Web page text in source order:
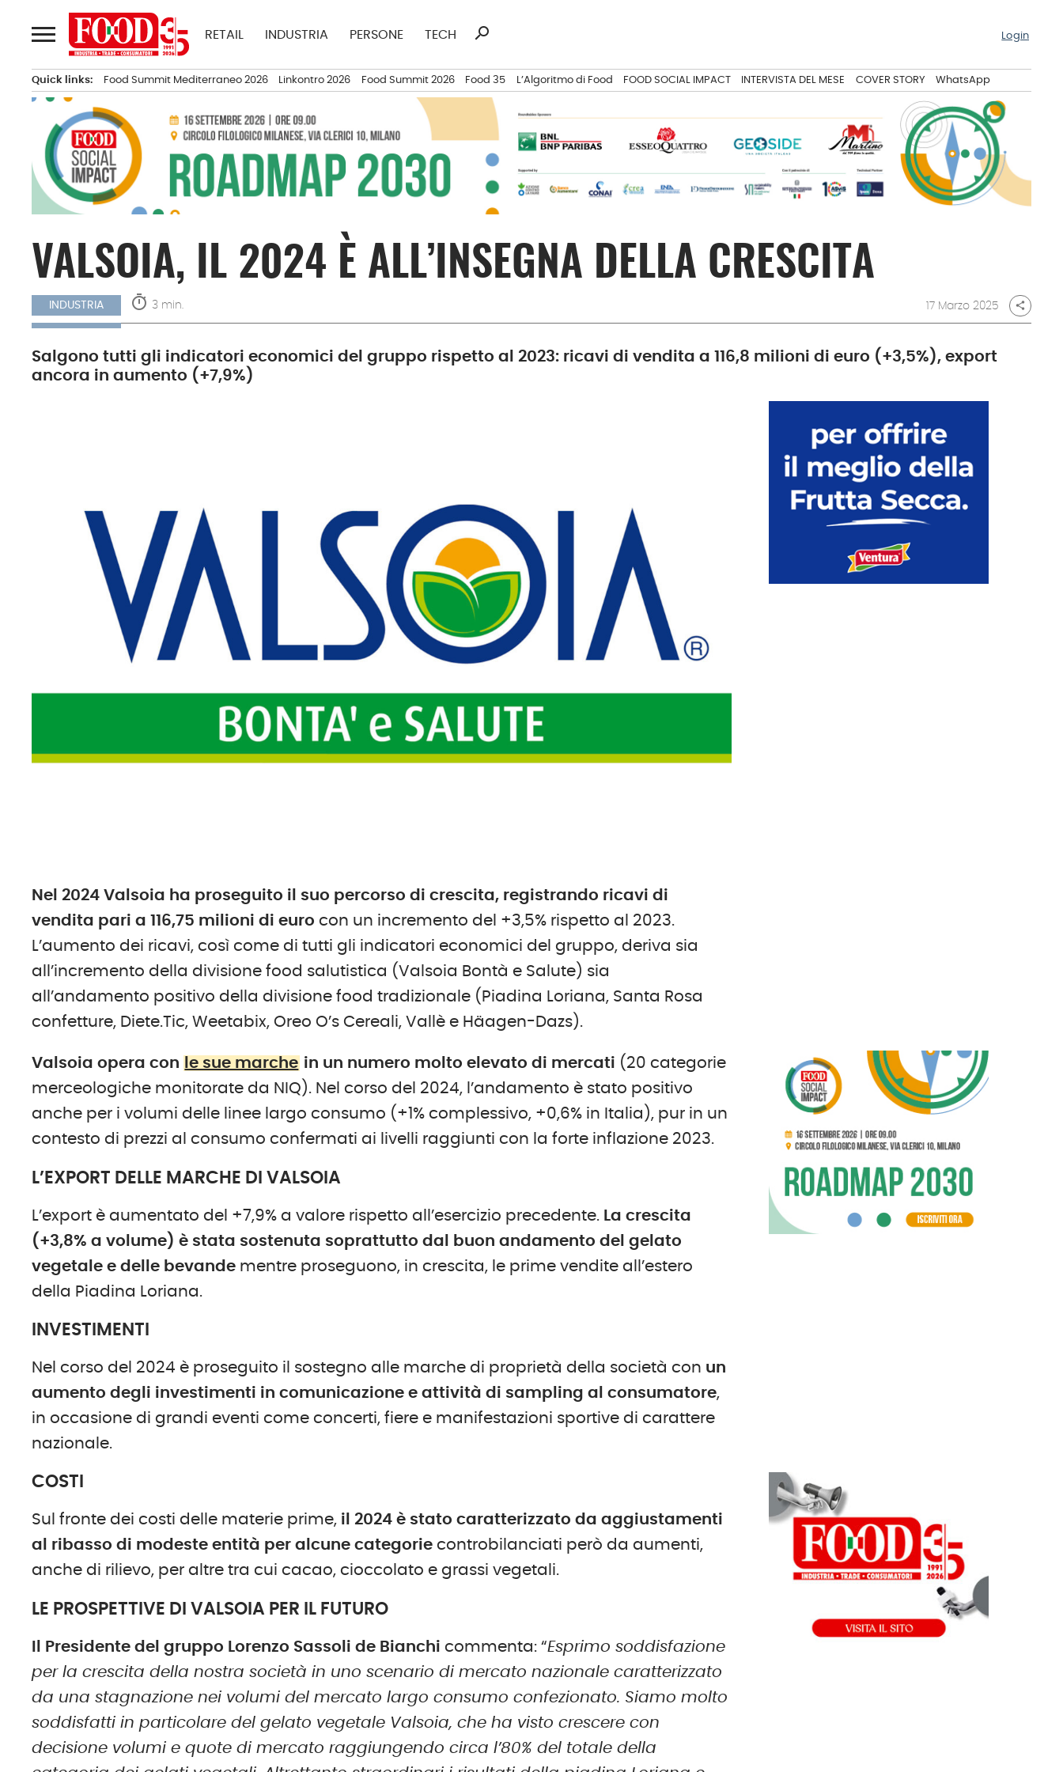
al
contenuto
RETAIL INDUSTRIA PERSONE TECH
Ricerca
search Login
Quick links: Food Summit Mediterraneo 2026 Linkontro 2026 Food Summit 2026 Food 35 L’Algoritmo di Food FOOD SOCIAL IMPACT INTERVISTA DEL MESE COVER STORY WhatsApp
VALSOIA, IL 2024 È ALL’INSEGNA DELLA CRESCITA
INDUSTRIA timer 3 min. 17 Marzo 2025 share
Salgono tutti gli indicatori economici del gruppo rispetto al 2023: ricavi di vendita a 116,8 milioni di euro (+3,5%), export
ancora in aumento (+7,9%)
Nel 2024 Valsoia ha proseguito il suo percorso di crescita, registrando ricavi di
vendita pari a 116,75 milioni dieuro con un incremento del +3,5% rispetto al 2023.
L’aumento dei ricavi, così come di tutti gli indicatori economici del gruppo, deriva sia
all’incremento della divisione food salutistica (Valsoia Bontà e Salute) sia
all’andamento positivo della divisione food tradizionale (Piadina Loriana, Santa Rosa
confetture, Diete.Tic, Weetabix, Oreo O’s Cereali, Vallè e Häagen-Dazs).
Valsoia opera con le sue marche in un numero molto elevato di mercati (20 categorie
merceologiche monitorate da NIQ). Nel corso del 2024, l’andamento è stato positivo
anche per i volumi delle linee largo consumo (+1% complessivo, +0,6% in Italia), pur in un
contesto di prezzi al consumo confermati ai livelli raggiunti con la forte inflazione 2023.
L’EXPORT DELLE MARCHE DI VALSOIA
L’export è aumentato del +7,9% a valore rispetto all’esercizio precedente. La crescita
(+3,8% a volume) è stata sostenuta soprattutto dal buon andamento del gelato
vegetale e delle bevande mentre proseguono, in crescita, le prime vendite all’estero
della Piadina Loriana.
INVESTIMENTI
Nel corso del 2024 è proseguito il sostegno alle marche di proprietà della società con un
aumento degli investimenti in comunicazione e attività di sampling al consumatore,
in occasione di grandi eventi come concerti, fiere e manifestazioni sportive di carattere
nazionale.
COSTI
Sul fronte dei costi delle materie prime, il
2024 è stato caratterizzato da aggiustamenti
al ribasso di modeste entità per alcune categorie controbilanciati però da aumenti,
anche di rilievo, per altre tra cui cacao, cioccolato e grassi vegetali.
LE PROSPETTIVE DI VALSOIA PER IL FUTURO
Il Presidentedel gruppo Lorenzo Sassoli de Bianchi commenta: “Esprimo soddisfazione
per la crescita della nostrasocietà in uno scenario di mercato nazionale caratterizzato
da una stagnazione nei volumi del mercato largo consumo confezionato. Siamo molto
soddisfatti in particolare del gelato vegetale Valsoia, che ha visto crescere con
decisione volumi e quote di mercato raggiungendo circa l’80% del totale della